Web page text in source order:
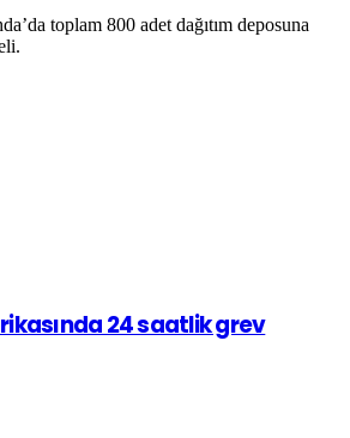
toplam 800 adet dağıtım deposuna
24 saatlik grev